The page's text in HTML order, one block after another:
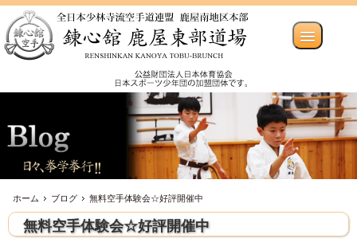
ホーム ブログ 無料空手体験会☆好評開催中
無料空手体験会☆好評開催中